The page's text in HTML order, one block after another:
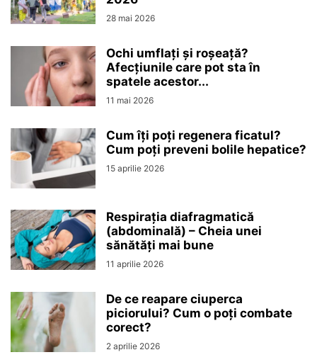
28 mai 2026
Ochi umflați și roșeață?
Afecțiunile care pot sta în
spatele acestor...
11 mai 2026
Cum îți poți regenera ficatul?
Cum poți preveni bolile hepatice?
15 aprilie 2026
Respirația diafragmatică
(abdominală) – Cheia unei
sănătăți mai bune
11 aprilie 2026
De ce reapare ciuperca
piciorului? Cum o poți combate
corect?
2 aprilie 2026